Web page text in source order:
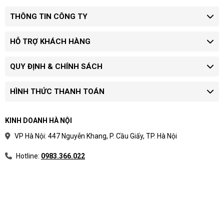
THÔNG TIN CÔNG TY
HỖ TRỢ KHÁCH HÀNG
QUY ĐỊNH & CHÍNH SÁCH
HÌNH THỨC THANH TOÁN
KINH DOANH HÀ NỘI
VP Hà Nội: 447 Nguyễn Khang, P. Cầu Giấy, TP. Hà Nội
Hotline: 0983.366.022